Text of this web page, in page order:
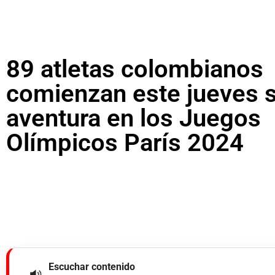
89 atletas colombianos
comienzan este jueves
aventura en los Juegos
Olímpicos París 2024
Escuchar contenido